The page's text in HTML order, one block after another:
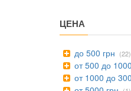
ЦЕНА
до 500 грн (22)
от 500 до
от 1000 до